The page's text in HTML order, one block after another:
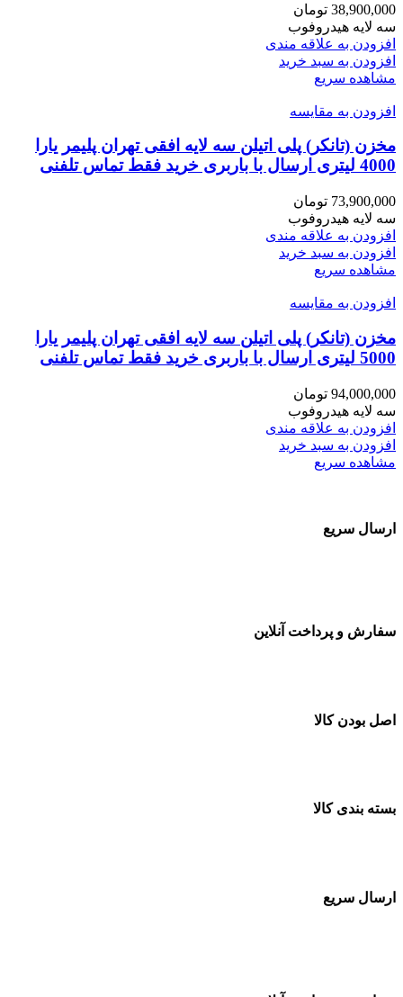
38,900,000 تومان
سه لایه هیدروفوب
افزودن به علاقه مندی
افزودن به سبد خرید
مشاهده سریع
افزودن به مقایسه
مخزن (تانکر) پلی اتیلن سه لایه افقی تهران پلیمر یارا
4000 لیتری ارسال با باربری خرید فقط تماس تلفنی
73,900,000 تومان
سه لایه هیدروفوب
افزودن به علاقه مندی
افزودن به سبد خرید
مشاهده سریع
افزودن به مقایسه
مخزن (تانکر) پلی اتیلن سه لایه افقی تهران پلیمر یارا
5000 لیتری ارسال با باربری خرید فقط تماس تلفنی
94,000,000 تومان
سه لایه هیدروفوب
افزودن به علاقه مندی
افزودن به سبد خرید
مشاهده سریع
ارسال سریع
سفارش و پرداخت آنلاین
اصل بودن کالا
بسته بندی کالا
ارسال سریع